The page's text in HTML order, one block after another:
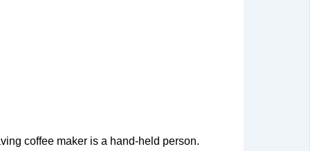
coffee maker is a hand-held person.